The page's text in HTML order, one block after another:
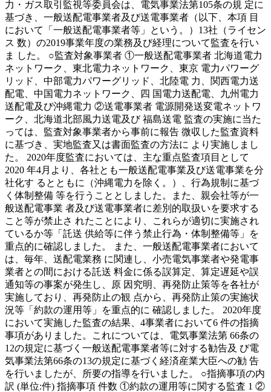
力・ガス取引監視等委員会は、電気事業法第105条の規 定に
基づき、一般送配電事業者及び送電事業者（以下、本項 目
において「一般送配電事業者等」という。）13社（ライセン
ス 数）の2019事業年度の業務及び経理について監査を行い
ま した。 ○監査対象事業者 ①一般送配電事業者 北海道電力
ネットワーク、東北電力ネットワーク、東京 電力パワーグ
リッド、中部電力パワーグリッド、北陸電 力、関西電力送
配電、中国電力ネットワーク、四 国電力送配電、九州電力
送配電及び沖縄電力 ②送電事業者 電源開発送変電ネットワ
ーク、北海道北部風力送電及び 福島送電 監査の実施に当た
っては、監査対象事業者から事前に報告 微収した監査資料
に基づき、実地監査又は書面監査の方法に より実施しまし
た。 2020年度監査においては、主な重点監査項目として
2020 年4月より、各社とも一般送配電事業及び送電事業を分
社化す るとともに（沖縄電力を除く。）、行為規制に基づ
く体制整備 等を行うこととしました。また、親会社等が一
般送配電事業 者及び送電事業者に差別的取扱いを要求する
こと等が禁止さ れたことにより、これらが適切に実施され
ているか等「託送 供給等に伴う禁止行為・体制整備等」を
重点的に確認しました。 また、一般送配電事業者において
は、毎年、送配電業務 に関連し、小売電気事業者や発電事
業者との間における託送 料金に係る誤算定、算定遅延や誤
通知等の事案が発生し、原 因究明、再発防止策等を各社が
実施しており、再発防止の観 点から、再発防止策の実施状
況等「約款の運用等」を重点的に 確認しました。 2020年度
において実施した監査の結果、4事業者において6 件の指摘
事項がありました。これについては、電気事業法第 66条の
12の規定に基づく一般送配電事業者等に対する勧告及 び電
気事業法第66条の13の規定に基づく経済産業大臣への勧 告
を行いましたが、所要の指導を行いました。 ○指摘事項の内
訳 (単位:件) 指摘事項 件数 ①約款の運用等に関する監査 1 ②